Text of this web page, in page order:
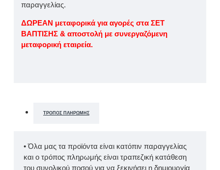
παραγγελίας.
ΔΩΡΕΑΝ μεταφορικά για αγορές στα ΣΕΤ
ΒΑΠΤΙΣΗΣ & αποστολή με συνεργαζόμενη
μεταφορική εταιρεία.
ΤΡΌΠΟΣ ΠΛΗΡΩΜΉΣ
• Όλα μας τα προϊόντα είναι κατόπιν παραγγελίας
και ο τρόπος πληρωμής είναι τραπεζική κατάθεση
του συνολικού ποσού για να ξεκινήσει η δημιουργία